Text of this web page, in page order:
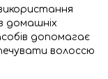
домашніх
допомагає
волоссю